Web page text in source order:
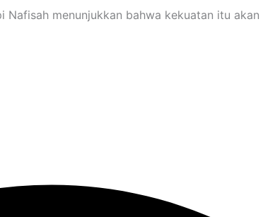
menunjukkan bahwa kekuatan itu akan